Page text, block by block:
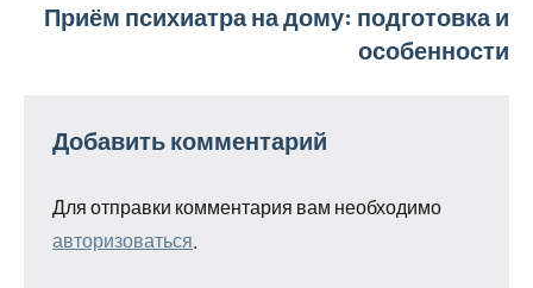
Приём психиатра на дому: подготовка и
особенности
Добавить комментарий
Для отправки комментария вам необходимо
авторизоваться